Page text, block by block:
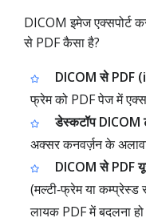
DICOM इमेज एक्सपोर्ट
से PDF कैसा है?
DICOM से PDF
फ्रेम को PDF पेज में
डेस्कटॉप DICOM
अक्सर कनवर्ज़न के
DICOM से PDF
(मल्टी‑फ्रेम या
लायक PDF में बदलना हो